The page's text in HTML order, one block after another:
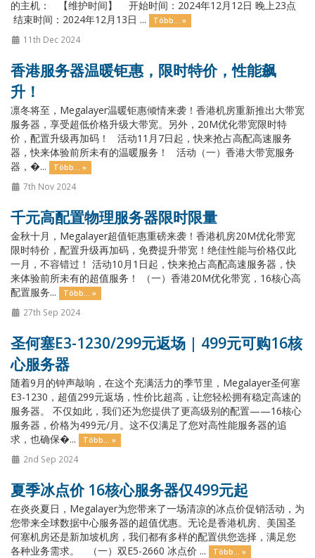
的主机： 【维护时间】 开始时间：2024年12月12日 晚上23点
结束时间：2024年12月13日 ...
Több... »
11th Dec 2024
香港服务器温暖钜惠，限时特价，性能飙
升！
凛冬将至，Megalayer温暖钜惠倾情来袭！香港机房重新推出大带宽
服务器，享受超低价格升级大带宽。另外，20M优化带宽限时特
价，配置升级再加码！ 活动11月7日起，快来抢占高配高速服务
器，快来体验前所未有的温暖服务！ 活动（一）香港大带宽服务
器，�...
Több... »
7th Nov 2024
千元高配置物理服务器限时限量
金秋十月，Megalayer超值钜惠重磅来袭！香港机房20M优化带宽
限时特价，配置升级再加码，免费提升带宽！绝佳性能与价格仅此
一月，不容错过！ 活动10月1日起，快来抢占高配高速服务器，快
来体验前所未有的超值服务！ （一）香港20M优化带宽，16核心高
配置服务...
Több... »
27th Sep 2024
圣何塞E3-1230/299元返场 | 499元可购16核
心服务器
随着9月的钟声敲响，在这个充满活力的季节里，Megalayer圣何塞
E3-1230，超值299元返场，性价比超高，让您轻松拥有稳定高速的
服务器。 不仅如此，我们还为您提供了更高级别的配置——16核心
服务器，价格为499元/月。这不仅满足了您对高性能服务器的追
求，也确保�...
Több... »
2nd Sep 2024
夏季冰点价 16核心服务器仅499元起
在炎炎夏日，Megalayer为您带来了一场清凉的冰点价促销活动，为
您带来全球数据中心服务器的超值优惠。无论是香港机房、美国圣
何塞机房还是新加坡机房，我们都有多样的配置供您选择，满足您
各种业务需求。 （一）双E5-2660 冰点价 ...
Több... »